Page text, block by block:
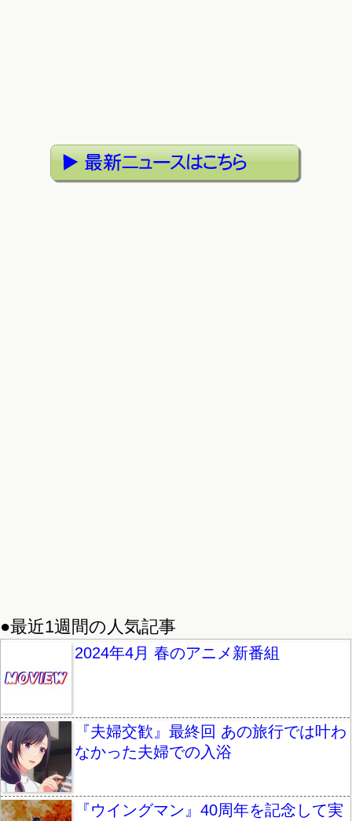
●最近1週間の人気記事
2024年4月 春のアニメ新番組
『夫婦交歓』最終回 あの旅行では叶わ
なかった夫婦での入浴
『ウイングマン』40周年を記念して実